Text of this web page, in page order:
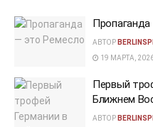
АВТОР
19 МАРТА,
Первый
Ближнем
АВТОР